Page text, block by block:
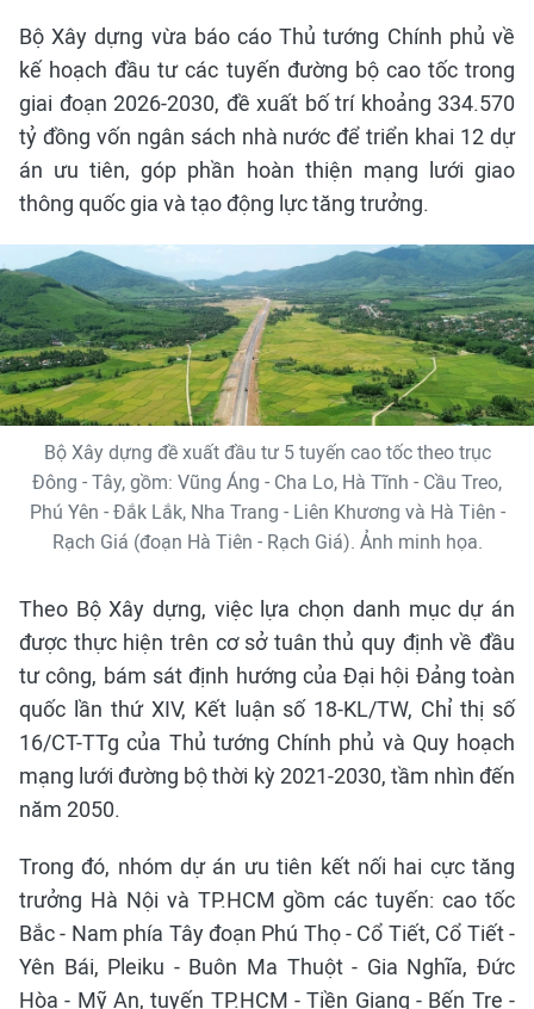
Bộ Xây dựng vừa báo cáo Thủ tướng Chính phủ về
kế hoạch đầu tư các tuyến đường bộ cao tốc trong
giai đoạn 2026-2030, đề xuất bố trí khoảng 334.570
tỷ đồng vốn ngân sách nhà nước để triển khai 12 dự
án ưu tiên, góp phần hoàn thiện mạng lưới giao
thông quốc gia và tạo động lực tăng trưởng.
Bộ Xây dựng đề xuất đầu tư 5 tuyến cao tốc theo trục
Đông - Tây, gồm: Vũng Áng - Cha Lo, Hà Tĩnh - Cầu Treo,
Phú Yên - Đắk Lắk, Nha Trang - Liên Khương và Hà Tiên -
Rạch Giá (đoạn Hà Tiên - Rạch Giá). Ảnh minh họa.
Theo Bộ Xây dựng, việc lựa chọn danh mục dự án
được thực hiện trên cơ sở tuân thủ quy định về đầu
tư công, bám sát định hướng của Đại hội Đảng toàn
quốc lần thứ XIV, Kết luận số 18-KL/TW, Chỉ thị số
16/CT-TTg của Thủ tướng Chính phủ và Quy hoạch
mạng lưới đường bộ thời kỳ 2021-2030, tầm nhìn đến
năm 2050.
Trong đó, nhóm dự án ưu tiên kết nối hai cực tăng
trưởng Hà Nội và TP.HCM gồm các tuyến: cao tốc
Bắc - Nam phía Tây đoạn Phú Thọ - Cổ Tiết, Cổ Tiết -
Yên Bái, Pleiku - Buôn Ma Thuột - Gia Nghĩa, Đức
Hòa - Mỹ An, tuyến TP.HCM - Tiền Giang - Bến Tre -